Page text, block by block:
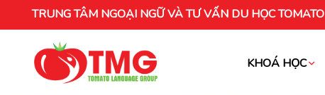
TRUNG TÂM NGOẠI NGỮ VÀ TƯ VẤN DU HỌC TOMATO
KHOÁ HỌC